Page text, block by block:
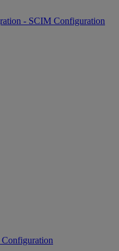
- SCIM Configuration